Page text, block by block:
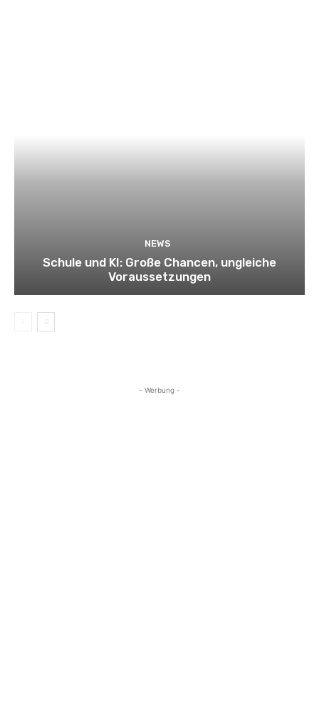
NEWS
Schule und KI: Große Chancen, ungleiche
Voraussetzungen
- Werbung -